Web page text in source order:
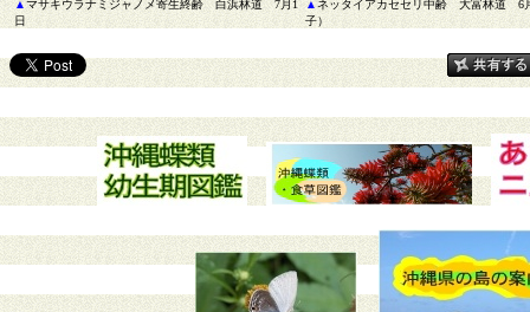
▲マサキウラナミジャノメ寄生終齢 白浜林道 7月1
日
▲ネッタイアカセセリ中齢 大富林道 6
子）